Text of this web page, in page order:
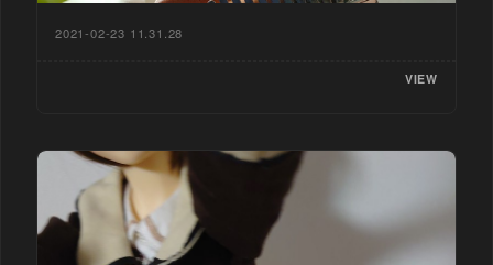
2021-02-23 11.31.28
VIEW